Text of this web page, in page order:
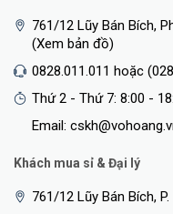
761/12 Lũy Bán Bích,
(Xem bản đồ)
0828.011.011 hoặc
Thứ 2 - Thứ 7: 8:00 -
Email:
Khách mua sỉ & Đại lý
761/12 Lũy Bán Bích,